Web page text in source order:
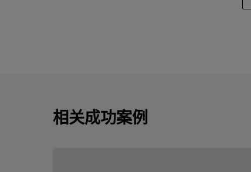
相关成功案例